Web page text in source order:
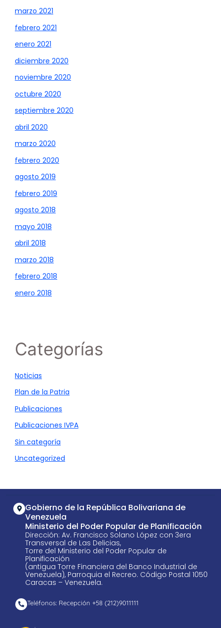
marzo 2021
febrero 2021
enero 2021
diciembre 2020
noviembre 2020
octubre 2020
septiembre 2020
abril 2020
marzo 2020
febrero 2020
agosto 2019
febrero 2019
agosto 2018
mayo 2018
abril 2018
marzo 2018
febrero 2018
enero 2018
Categorías
Noticias
Plan de la Patria
Publicaciones
Publicaciones IVPA
Sin categoría
Uncategorized
Gobierno de la República Bolivariana de
Venezuela
Ministerio del Poder Popular de Planificación
Dirección: Av. Francisco Solano López con 3era
Transversal de Las Delicias,
Torre del Ministerio del Poder Popular de
Planificación
(antigua Torre Financiera del Banco Industrial de
Venezuela), Parroquia el Recreo. Código Postal 1050
Caracas – Venezuela.
Teléfonos: Recepción +58 ​(212)9011111